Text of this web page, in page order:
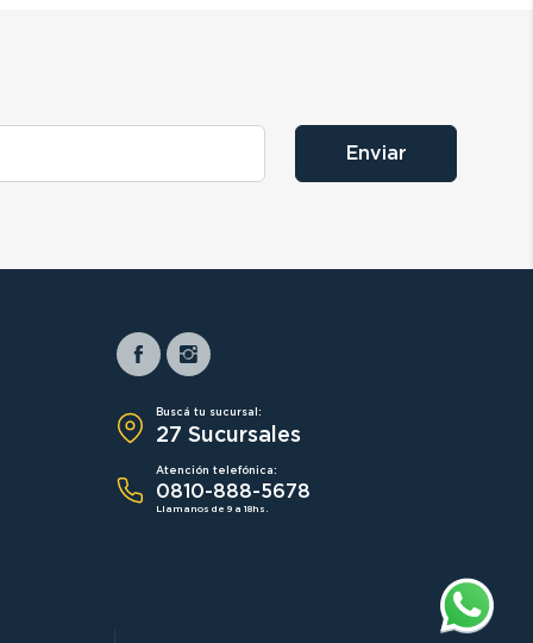
Enviar
Buscá tu sucursal:
27 Sucursales
Atención telefónica:
0810-888-5678
Llamanos de 9 a 18hs.